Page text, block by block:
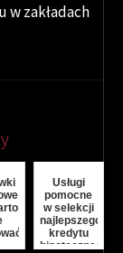
w zakładach
Usługi
pomocne
w selekcji
najlepszego
kredytu
hipotecznego